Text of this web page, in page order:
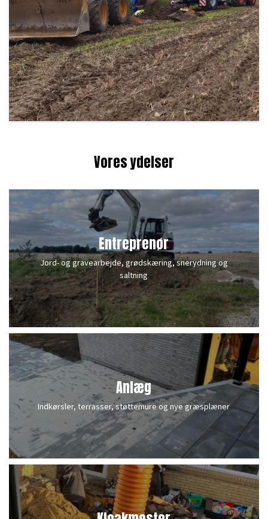
Vores ydelser
Entreprenør
Jord- og gravearbejde, grødskæring, snerydning og
saltning
Anlæg
Indkørsler, terrasser, støttemure og nye græsplæner